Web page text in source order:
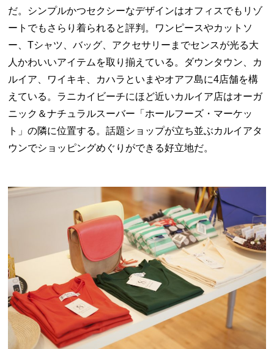
だ。シンプルかつセクシーなデザインはオフィスでもリゾ
ートでもさらり着られると評判。ワンピースやカットソ
ー、Tシャツ、バッグ、アクセサリーまでセンスが光る大
人かわいいアイテムを取り揃えている。ダウンタウン、カ
ルイア、ワイキキ、カハラといまやオアフ島に4店舗を構
えている。ラニカイビーチにほど近いカルイア店はオーガ
ニック＆ナチュラルスーバー「ホールフーズ・マーケッ
ト」の隣に位置する。話題ショップが立ち並ぶカルイアタ
ウンでショッピングめぐりができる好立地だ。